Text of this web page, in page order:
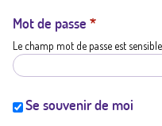
t
i
Mot de passe *
Le champ mot de passe est
Se souvenir de moi